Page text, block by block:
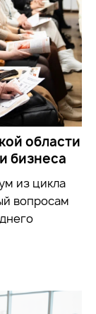
области
бизнеса
из цикла
вопросам